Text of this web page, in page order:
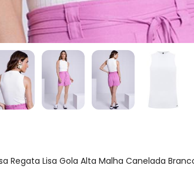
Regata Lisa Gola Alta Malha Canelada